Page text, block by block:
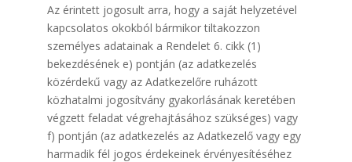
Az érintett jogosult arra, hogy a saját helyzetével
kapcsolatos okokból bármikor tiltakozzon
személyes adatainak a Rendelet 6. cikk (1)
bekezdésének e) pontján (az adatkezelés
közérdekű vagy az Adatkezelőre ruházott
közhatalmi jogosítvány gyakorlásának keretében
végzett feladat végrehajtásához szükséges) vagy
f) pontján (az adatkezelés az Adatkezelő vagy egy
harmadik fél jogos érdekeinek érvényesítéséhez